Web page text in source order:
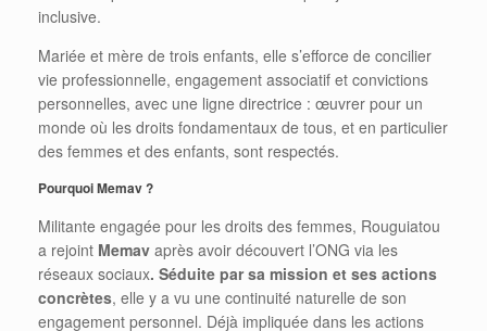
inclusive.
Mariée et mère de trois enfants, elle s’efforce de concilier
vie professionnelle, engagement associatif et convictions
personnelles, avec une ligne directrice : œuvrer pour un
monde où les droits fondamentaux de tous, et en particulier
des femmes et des enfants, sont respectés.
Pourquoi Memav ?
Militante engagée pour les droits des femmes, Rouguiatou
a rejoint Memav après avoir découvert l’ONG via les
réseaux sociaux. Séduite par sa mission et ses actions
concrètes, elle y a vu une continuité naturelle de son
engagement personnel. Déjà impliquée dans les actions